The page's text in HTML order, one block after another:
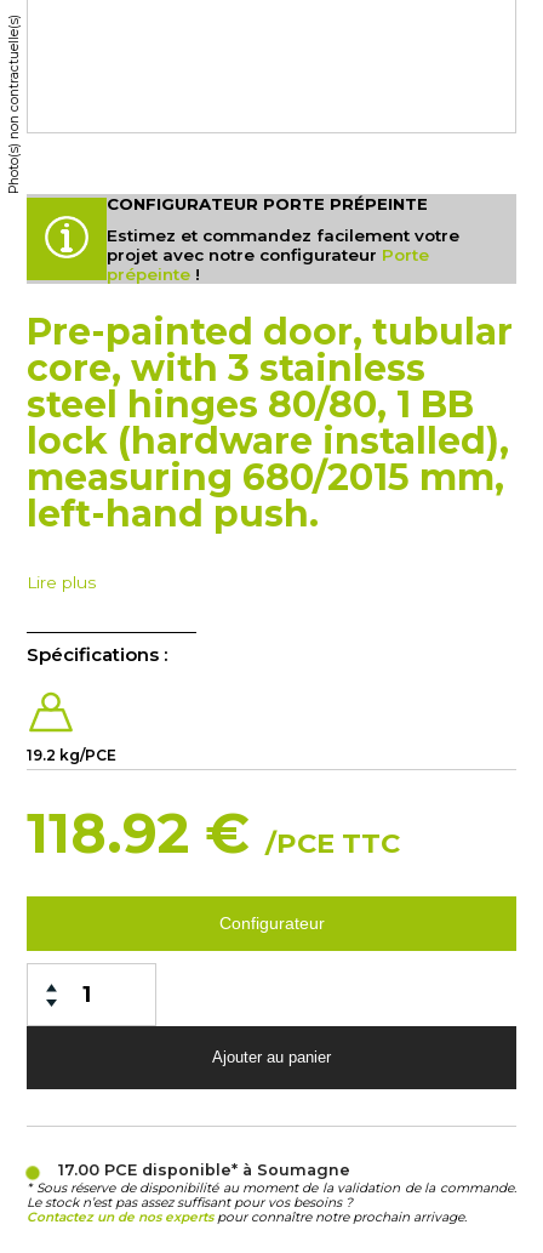
Photo(s) non contractuelle(s)
CONFIGURATEUR PORTE PRÉPEINTE
Estimez et commandez facilement votre
projet avec notre configurateur Porte
prépeinte !
Pre-painted door, tubular
core, with 3 stainless
steel hinges 80/80, 1 BB
lock (hardware installed),
measuring 680/2015 mm,
left-hand push.
Lire plus
Spécifications :
19.2 kg/PCE
118.92 €/PCE TTC
Configurateur
17.00 PCEdisponible* à Soumagne
* Sous réserve de disponibilité au moment de la validation de la commande.
Le stock n’est pas assez suffisant pour vos besoins ?
Contactez un de nos expertspour connaître notre prochain arrivage.